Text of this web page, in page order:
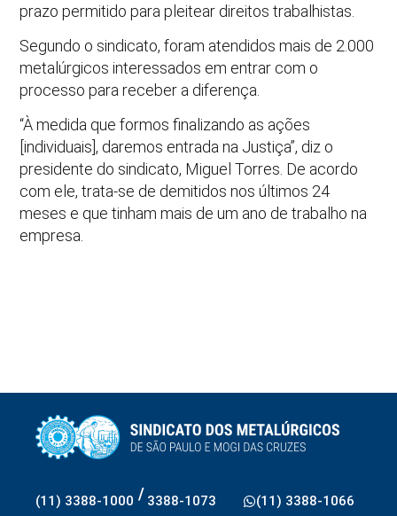
prazo permitido para pleitear direitos trabalhistas.
Segundo o sindicato, foram atendidos mais de 2.000
metalúrgicos interessados em entrar com o
processo para receber a diferença.
“À medida que formos finalizando as ações
[individuais], daremos entrada na Justiça”, diz o
presidente do sindicato, Miguel Torres. De acordo
com ele, trata-se de demitidos nos últimos 24
meses e que tinham mais de um ano de trabalho na
empresa.
(11) 3388-1000 / 3388-1073 (11) 3388-1066